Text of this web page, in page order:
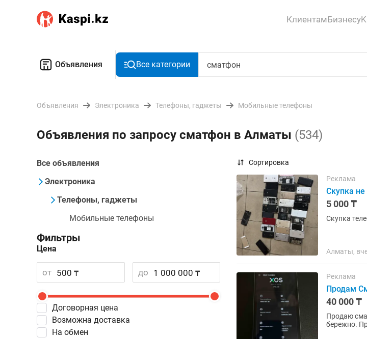
КлиентамБизнесу
Объявления Все категории
Объявления Электроника Телефоны, гаджеты Мобильные телефоны
Объявления по запросу сматфон в Алматы (534)
Все объявления
Электроника
Телефоны, гаджеты
Мобильные телефоны
Фильтры
Цена
от до
Договорная цена
Возможна доставка
На обмен
Сортировка
Реклама
Скупка
5 000 ₸
Скупка
Алматы,
Реклама
Продам
40 000 ₸
Продаю
бережно. Преимущества